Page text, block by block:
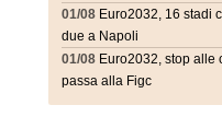
01/08 Euro2032, 16 stadi
due a Napoli
01/08 Euro2032, stop alle
passa alla Figc